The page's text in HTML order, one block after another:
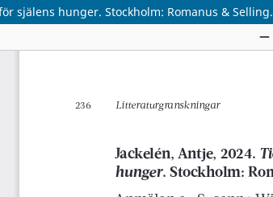
själens hunger. Stockholm: Romanus & Selling.